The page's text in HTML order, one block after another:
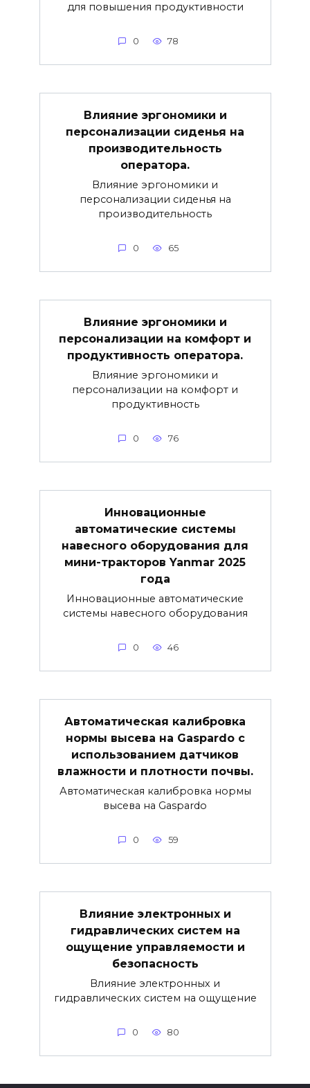
для повышения продуктивности
0 78
Влияние эргономики и
персонализации сиденья на
производительность
оператора.
Влияние эргономики и
персонализации сиденья на
производительность
0 65
Влияние эргономики и
персонализации на комфорт и
продуктивность оператора.
Влияние эргономики и
персонализации на комфорт и
продуктивность
0 76
Инновационные
автоматические системы
навесного оборудования для
мини-тракторов Yanmar 2025
года
Инновационные автоматические
системы навесного оборудования
0 46
Автоматическая калибровка
нормы высева на Gaspardo с
использованием датчиков
влажности и плотности почвы.
Автоматическая калибровка нормы
высева на Gaspardo
0 59
Влияние электронных и
гидравлических систем на
ощущение управляемости и
безопасность
Влияние электронных и
гидравлических систем на ощущение
0 80